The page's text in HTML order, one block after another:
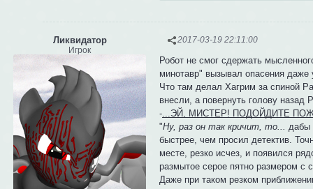
2017-03-19 22:11:00
Ликвидатор
Игрок
Робот не смог сдержать
минотавр" вызывал опасения даже
Что там делал Хагрим за спиной
внесли, а повернуть голову назад
-...ЭЙ, МИСТЕР! ПОДОЙДИТЕ
"Ну, раз он так кричит, то... дабы
быстрее, чем просил детектив.
месте, резко исчез, и появился
размытое серое пятно размером с
Даже при таком резком